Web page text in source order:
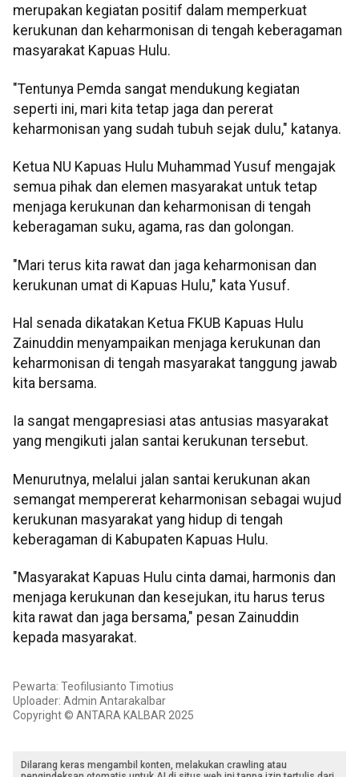
merupakan kegiatan positif dalam memperkuat
kerukunan dan keharmonisan di tengah keberagaman
masyarakat Kapuas Hulu.
"Tentunya Pemda sangat mendukung kegiatan
seperti ini, mari kita tetap jaga dan pererat
keharmonisan yang sudah tubuh sejak dulu," katanya.
Ketua NU Kapuas Hulu Muhammad Yusuf mengajak
semua pihak dan elemen masyarakat untuk tetap
menjaga kerukunan dan keharmonisan di tengah
keberagaman suku, agama, ras dan golongan.
"Mari terus kita rawat dan jaga keharmonisan dan
kerukunan umat di Kapuas Hulu," kata Yusuf.
Hal senada dikatakan Ketua FKUB Kapuas Hulu
Zainuddin menyampaikan menjaga kerukunan dan
keharmonisan di tengah masyarakat tanggung jawab
kita bersama.
Ia sangat mengapresiasi atas antusias masyarakat
yang mengikuti jalan santai kerukunan tersebut.
Menurutnya, melalui jalan santai kerukunan akan
semangat mempererat keharmonisan sebagai wujud
kerukunan masyarakat yang hidup di tengah
keberagaman di Kabupaten Kapuas Hulu.
"Masyarakat Kapuas Hulu cinta damai, harmonis dan
menjaga kerukunan dan kesejukan, itu harus terus
kita rawat dan jaga bersama," pesan Zainuddin
kepada masyarakat.
Pewarta: Teofilusianto Timotius
Uploader: Admin Antarakalbar
Copyright © ANTARA KALBAR 2025
Dilarang keras mengambil konten, melakukan crawling atau